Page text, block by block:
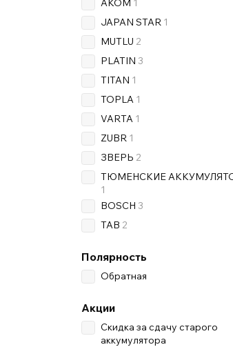
JAPAN STAR 1
MUTLU 2
PLATIN 3
TITAN 1
TOPLA 1
VARTA 1
ZUBR 1
ЗВЕРЬ 2
ТЮМЕНСКИЕ
1
BOSCH 3
TAB 2
Полярность
Обратная
Акции
Скидка за сдачу старого
аккумулятора